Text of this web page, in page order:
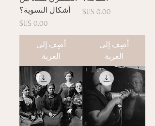
السعر
أضِف إلى
العربة
أشكال النسوية؟
السعر
أضِف إلى
العربة